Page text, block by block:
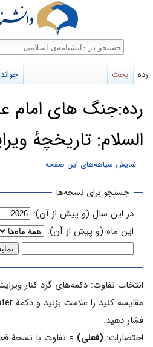
رده:جنگ های امام
السلام: تاریخچهٔ
نمایش سیاهه‌های این صفحه
ناوبری
جستجو
جستجو برای نسخه‌ها
در این سال (و پیش از آن):
این ماه (و پیش از آن):
انتخاب تفاوت: دکمه‌های گرد کنار
فشار دهید.
اختصارات: (فعلی) = تفاوت با نسخهٔ
رده بحث
جستجو